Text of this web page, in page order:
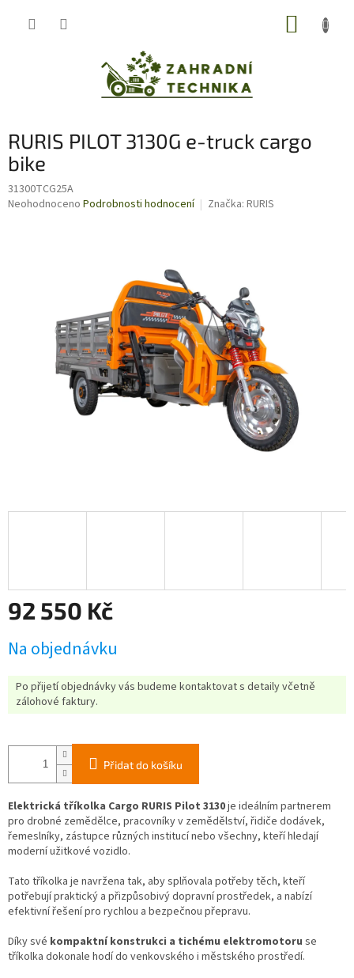
RURIS PILOT 3130G e-truck cargo
bike
31300TCG25A
Průměrné
Neohodnoceno Podrobnosti hodnocení Značka: RURIS
92 550 Kč
cena:
Na objednávku
Po přijetí objednávky vás budeme kontaktovat s detaily včetně
zálohové faktury.
Přidat do košíku
Elektrická tříkolka Cargo RURIS Pilot 3130je ideálním partnerem
pro drobné zemědělce, pracovníky v zemědělství, řidiče dodávek,
řemeslníky, zástupce různých institucí nebo všechny, kteří hledají
moderní užitkové vozidlo.
Tato tříkolka je navržena tak, aby splňovala potřeby těch, kteří
potřebují praktický a přizpůsobivý dopravní prostředek, a nabízí
efektivní řešení pro rychlou a bezpečnou přepravu.
Díky své kompaktní konstrukci a tichému elektromotoru se
tříkolka dokonale hodí do venkovského i městského prostředí.